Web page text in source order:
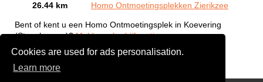
Cookies are used for ads personalisation.
Learn more
26.44 km
Homo Ontmoetingsplekken Zierikzee
Bent of kent u een Homo Ontmoetingsplek in Koevering
(Steenbergen)?Meld een bedrijf gratis aan